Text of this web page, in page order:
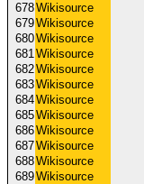
678Wikisource
679Wikisource
680Wikisource
681Wikisource
682Wikisource
683Wikisource
684Wikisource
685Wikisource
686Wikisource
687Wikisource
688Wikisource
689Wikisource